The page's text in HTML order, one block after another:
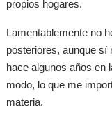
propios hogares.
Lamentablemente no
posteriores, aunque sí
hace algunos años en
modo, lo que me
materia.